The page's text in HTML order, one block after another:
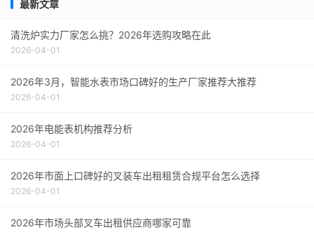
最新文章
清洗炉实力厂家怎么挑？2026年选购攻略在此
2026-04-01
2026年3月，智能水表市场口碑好的生产厂家推荐大推荐
2026-04-01
2026年电能表机构推荐分析
2026-04-01
2026年市面上口碑好的叉装车出租租赁合规平台怎么选择
2026-04-01
2026年市场头部叉车出租供应商哪家可靠